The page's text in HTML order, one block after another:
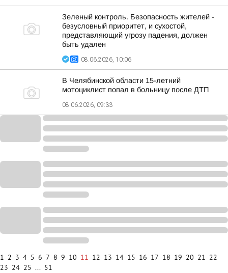
Зеленый контроль. Безопасность жителей -
безусловный приоритет, и сухостой,
представляющий угрозу падения, должен
быть удален
08.06.2026, 10:06
В Челябинской области 15-летний
мотоциклист попал в больницу после ДТП
08.06.2026, 09:33
1 2 3 4 5 6 7 8 9 10 11 12 13 14 15 16 17 18 19 20 21 22
23 24 25 ... 51